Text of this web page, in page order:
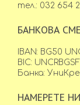
тел.: 032 654
БАНКОВА
IBAN: BG50
BIC: UNCRBGSF
Банка:
НАМЕРЕТЕ НИ